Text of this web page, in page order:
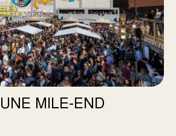
MILE-END